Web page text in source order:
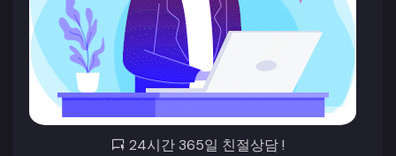
24시간 365일 친절상담 !